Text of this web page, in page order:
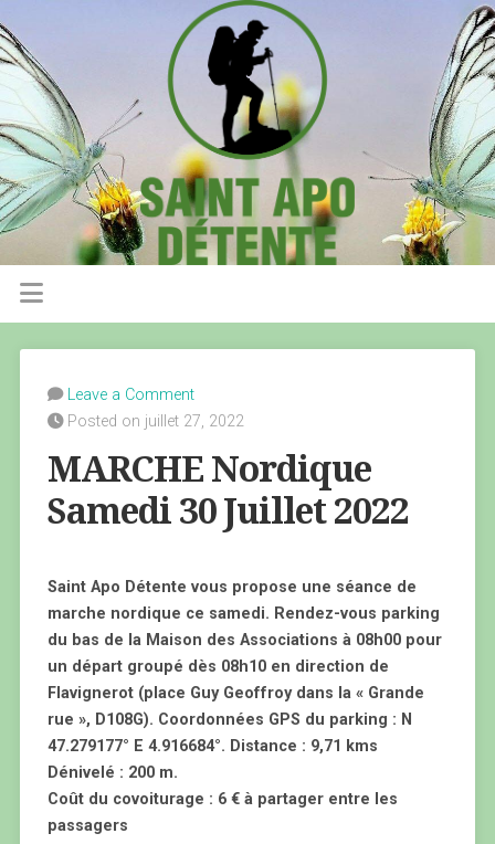
Leave a Comment
Posted on juillet 27, 2022
MARCHE Nordique
Samedi 30 Juillet 2022
Saint Apo Détente vous propose une séance de
marche nordique ce samedi. Rendez-vous parking
du bas de la Maison des Associations à 08h00 pour
un départ groupé dès 08h10 en direction de
Flavignerot (place Guy Geoffroy dans la « Grande
rue », D108G). Coordonnées GPS du parking : N
47.279177° E 4.916684°. Distance : 9,71 kms
Dénivelé : 200 m.
Coût du covoiturage : 6 € à partager entre les
passagers